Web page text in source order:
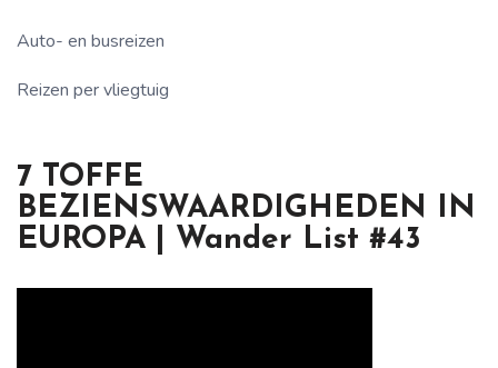
Auto- en busreizen
Reizen per vliegtuig
7 TOFFE
BEZIENSWAARDIGHEDEN IN
EUROPA | Wander List #43